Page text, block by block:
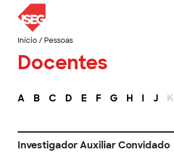
Início/ Pessoas
Docentes
A B C D E F G H I J K
Investigador Auxiliar Convidado